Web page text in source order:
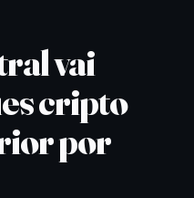
vai
cripto
por